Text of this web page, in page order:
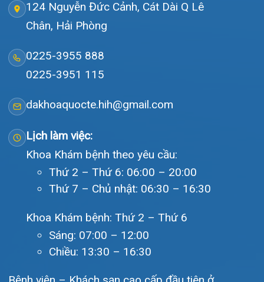
Giới thiệu
Lịch khám
Hướng dẫn khám
Văn bản pháp quy
Tin tức
Liên hệ
© Bệnh viện đa khoa Quốc tế Hải Phòng - HIH. All rights